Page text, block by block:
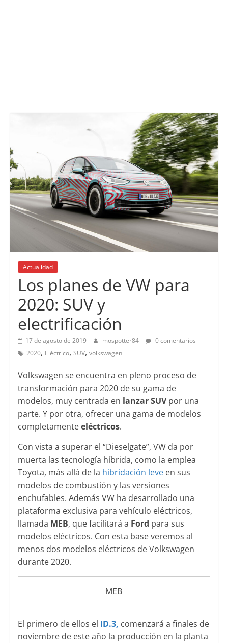
Actualidad
Los planes de VW para
2020: SUV y
electrificación
17 de agosto de 2019 mospotter84
0 comentarios
2020, Eléctrico, SUV, volkswagen
Volkswagen se encuentra en pleno proceso de
transformación para 2020 de su gama de
modelos, muy centrada en lanzar SUVpor una
parte. Y por otra, ofrecer una gama de modelos
completamenteeléctricos.
Con vista a superar el “Dieselgate”, VW da por
muerta las tecnología híbrida, como la emplea
Toyota, más allá de la hibridación leveen sus
modelos de combustión y las versiones
enchufables. Además VW ha desarrollado una
plataforma exclusiva para vehículo eléctricos,
llamada MEB, que facilitará a Ford para sus
modelos eléctricos. Con esta base veremos al
menos dos modelos eléctricos de Volkswagen
durante 2020.
MEB
El primero de ellos el ID.3, comenzará a finales de
noviembre de este año la producción en la planta